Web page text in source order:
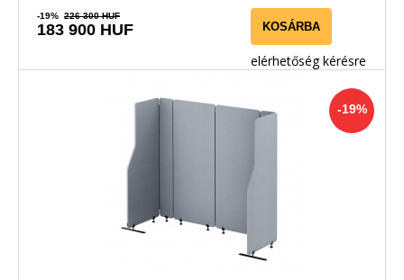
-19% 226 300 HUF
183 900 HUF KOSÁRBA
elérhetőség kérésre
-19%